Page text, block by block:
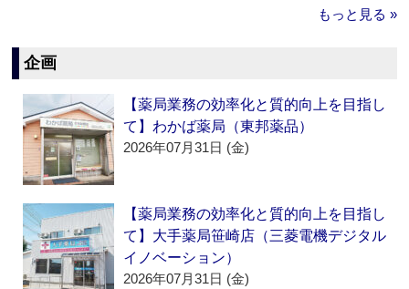
もっと見る »
企画
【薬局業務の効率化と質的向上を目指し
て】わかば薬局（東邦薬品）
2026年07月31日 (金)
【薬局業務の効率化と質的向上を目指し
て】大手薬局笹崎店（三菱電機デジタル
イノベーション）
2026年07月31日 (金)